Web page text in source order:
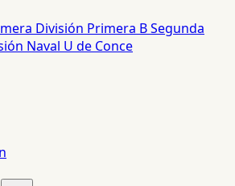
División Primera BSegunda
Naval U de Conce